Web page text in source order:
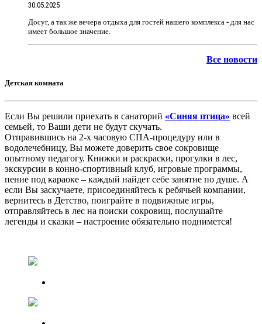
30.05.2025
Досуг, а так же вечера отдыха для гостей нашего комплекса - для нас
имеет большое значение.
Все новости
Детская комната
Если Вы решили приехать в санаторий «Синяя птица» всей
семьей, то Ваши дети не будут скучать.
Отправившись на 2-х часовую СПА-процедуру или в
водолечебницу, Вы можете доверить свое сокровище
опытному педагогу. Книжки и раскраски, прогулки в лес,
экскурсии в конно-спортивный клуб, игровые программы,
пение под караоке – каждый найдет себе занятие по душе. А
если Вы заскучаете, присоединяйтесь к ребячьей компании,
вернитесь в Детство, поиграйте в подвижные игры,
отправляйтесь в лес на поиски сокровищ, послушайте
легенды и сказки – настроение обязательно поднимется!